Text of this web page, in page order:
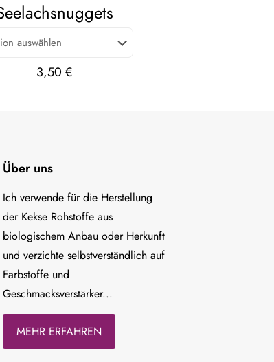
3,50€
Über uns
Ich verwende für die Herstellung
der Kekse Rohstoffe aus
biologischem Anbau oder Herkunft
und verzichte selbstverständlich auf
Farbstoffe und
Geschmacksverstärker...
MEHR ERFAHREN